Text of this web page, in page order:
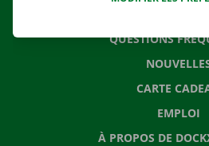
QUESTIONS
CARTE
EMPLOI
À PROPOS DE